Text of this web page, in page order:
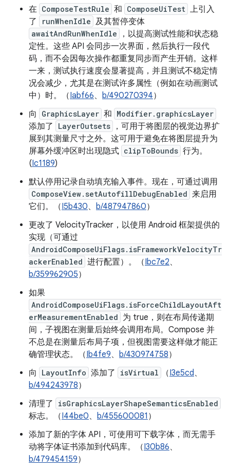
在 ComposeTestRule 和 ComposeUiTest 上引入
了
runWhenIdle 及其暂停变体
awaitAndRunWhenIdle
，以提高测试性能和状态稳
定性。这些 API 会同步一次界面，然后执行一段代
码，而不会因每次操作都重复同步而产生开销。这样
一来，测试执行速度会显著提高，并且测试不稳定情
况会减少，尤其是在测试许多属性（例如在动画测试
中）时。（Iabf66、 b/490270394）
向
GraphicsLayer 和 Modifier.graphicsLayer
添加了 LayerOutsets
，可用于将图层的视觉边界扩
展到其测量尺寸之外。这可用于避免在将图层提升为
屏幕外缓冲区时出现隐式 clipToBounds 行为。
(Ic1189)
默认停用记录自动填充输入事件。现在，可通过调用
ComposeView.setAutofillDebugEnabled 来启用
它们。（I5b430、 b/487947860）
更改了 VelocityTracker，以使用 Android 框架提供的
实现（可通过
AndroidComposeUiFlags.isFrameworkVelocityTr
ackerEnabled 进行配置）。（Ibc7e2、
b/359962905）
如果
AndroidComposeUiFlags.isForceChildLayoutAft
erMeasurementEnabled 为 true，则在布局传递期
间，子视图在测量后始终会调用布局。Compose 并
不总是在测量后布局子项，但视图需要这样做才能正
确管理状态。（Ib4fe9、 b/430974758）
向
LayoutInfo 添加了 isVirtual （I3e5cd、
b/494243978）
清理了
isGraphicsLayerShapeSemanticsEnabled
标志。（I44be0、 b/455600081 ）
添加了新的字体 API，可使用可下载字体，而无需手
动将字体证书添加到代码库。（I30b86、
b/479454159）